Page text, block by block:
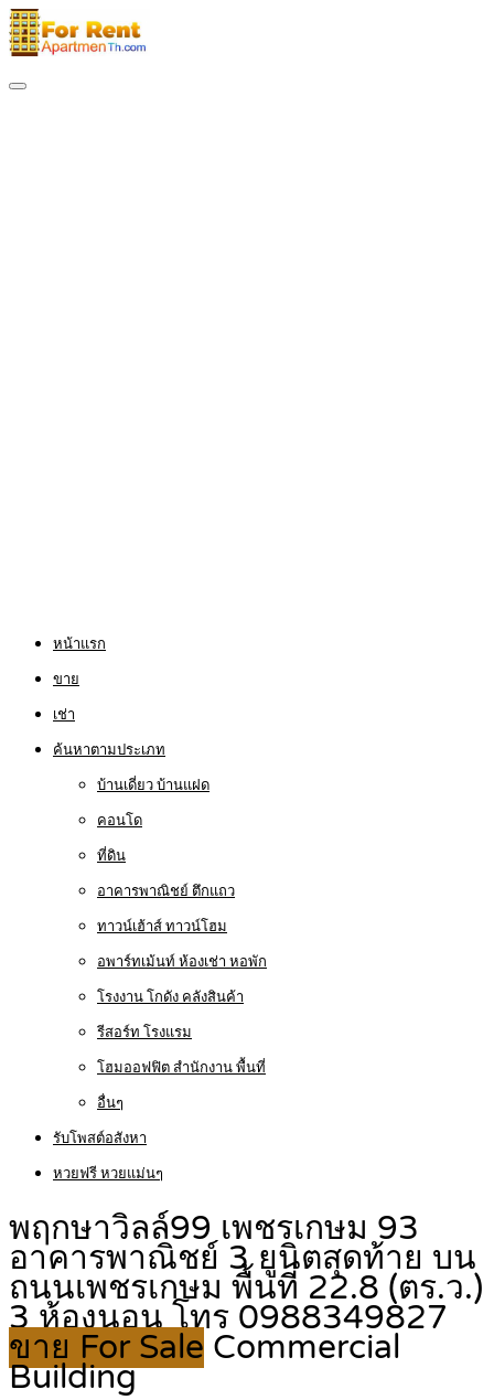
หน้าแรก
ขาย
เช่า
ค้นหาตามประเภท
บ้านเดี่ยว บ้านแฝด
คอนโด
ที่ดิน
อาคารพาณิชย์ ตึกแถว
ทาวน์เฮ้าส์ ทาวน์โฮม
อพาร์ทเม้นท์ ห้องเช่า หอพัก
โรงงาน โกดัง คลังสินค้า
รีสอร์ท โรงแรม
โฮมออฟฟิต สำนักงาน พื้นที่
อื่นๆ
รับโพสต์อสังหา
หวยฟรี หวยแม่นๆ
พฤกษาวิลล์99 เพชรเกษม 93
อาคารพาณิชย์ 3 ยูนิตสุดท้าย บน
ถนนเพชรเกษม พื้นที่ 22.8 (ตร.ว.)
3 ห้องนอน โทร 0988349827
ขาย For Sale Commercial
Building